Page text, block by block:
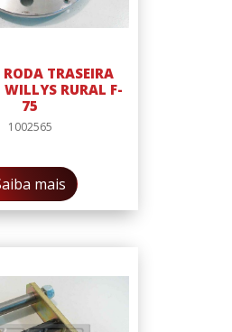
RODA TRASEIRA
WILLYS RURAL F-
75
1002565
mais